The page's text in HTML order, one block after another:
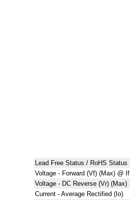
Lead Free Status / RoHS Status
Voltage - Forward (Vf) (Max) @ If
Voltage - DC Reverse (Vr) (Max)
Current - Average Rectified (Io)